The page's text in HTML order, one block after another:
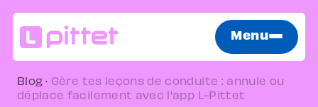
Menu
Blog · Gère tes leçons de conduite : annule ou
déplace facilement avec l'app L-Pittet